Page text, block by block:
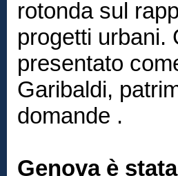
rotonda sul
progetti urbani.
presentato
Garibaldi,
domande .
Genova è